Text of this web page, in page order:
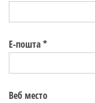
Е-пошта*
Веб место